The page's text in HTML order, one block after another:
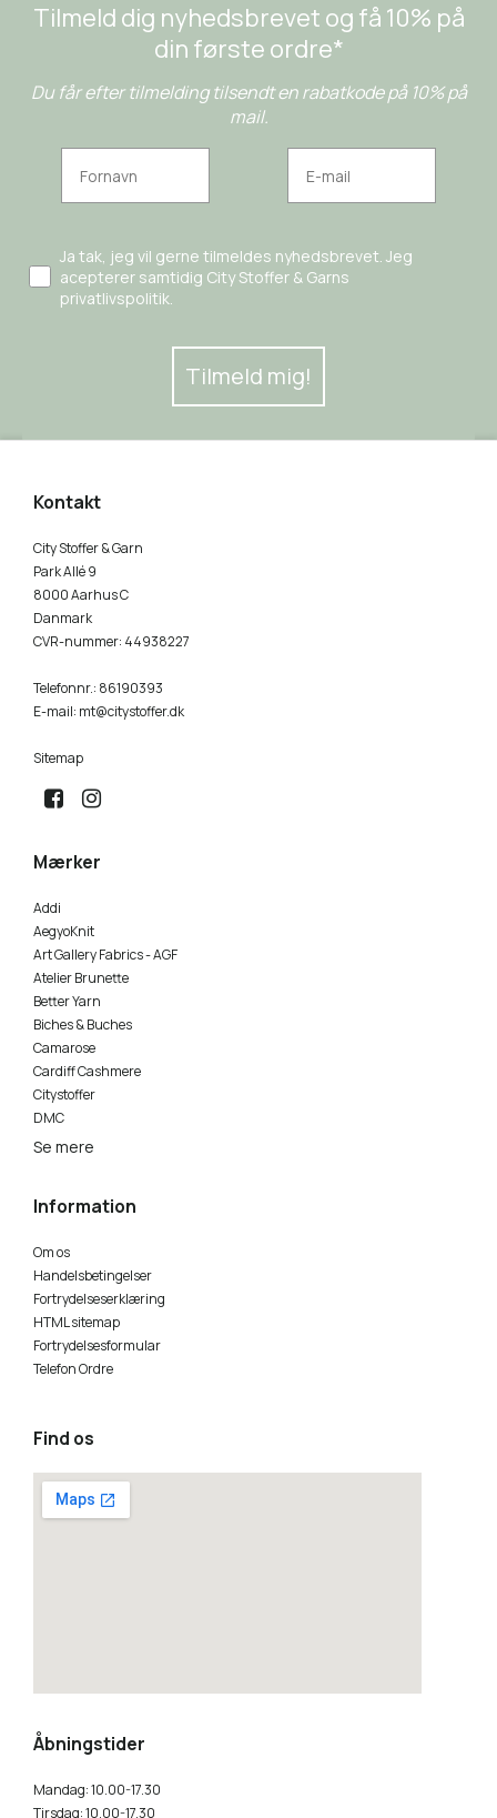
Tilmeld dig nyhedsbrevet og få 10% på
din første ordre*
Du får efter tilmelding tilsendt en rabatkode på 10% på
mail.
Ja tak, jeg vil gerne tilmeldes nyhedsbrevet. Jeg
acepterer samtidig City Stoffer & Garns
privatlivspolitik.
Tilmeld mig!
Kontakt
City Stoffer & Garn
Park Allé 9
8000 Aarhus C
Danmark
CVR-nummer: 44938227
Telefonnr.: 86190393
E-mail: mt@citystoffer.dk
Sitemap
Mærker
Addi
AegyoKnit
Art Gallery Fabrics - AGF
Atelier Brunette
Better Yarn
Biches & Buches
Camarose
Cardiff Cashmere
Citystoffer
DMC
Se mere
Information
Om os
Handelsbetingelser
Fortrydelseserklæring
HTML sitemap
Fortrydelsesformular
Telefon Ordre
Find os
Åbningstider
Mandag: 10.00-17.30
Tirsdag: 10.00-17.30